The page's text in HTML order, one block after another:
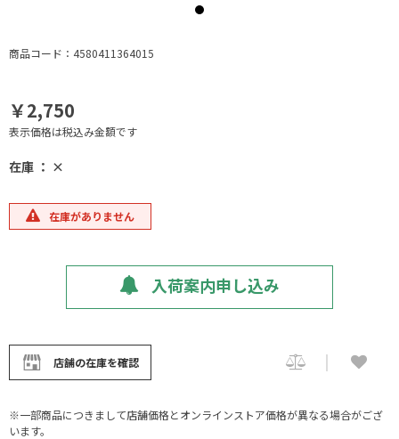
商品コード：4580411364015
￥2,750
表示価格は税込み金額です
在庫 ： ×
在庫がありません
入荷案内申し込み
店舗の在庫を確認
※一部商品につきまして店舗価格とオンラインストア価格が異なる場合がござ
います。